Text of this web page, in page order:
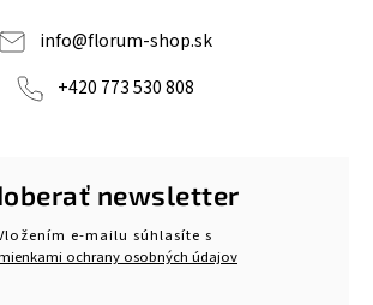
info@florum-shop.sk
+420 773 530 808
newsletter
e-mailu súhlasíte s
ochrany osobných údajov